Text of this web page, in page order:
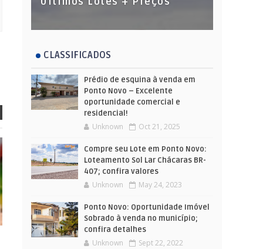
CLASSIFICADOS
Prédio de esquina à venda em
Ponto Novo – Excelente
oportunidade comercial e
residencial!
Unknown Oct 21, 2025
Compre seu Lote em Ponto Novo:
Loteamento Sol Lar Chácaras BR-
407; confira valores
Unknown May 24, 2023
Ponto Novo: Oportunidade Imóvel
Sobrado à venda no município;
confira detalhes
Unknown Sept 22, 2022